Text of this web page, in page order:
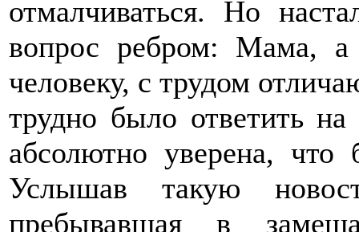
отмалчиваться. Но
вопрос ребром: Мама,
человеку, с трудом
трудно было ответить
абсолютно уверена, что
Услышав такую
пребывавшая в